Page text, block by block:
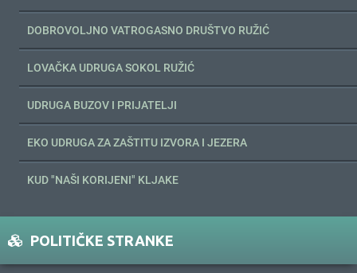
DOBROVOLJNO VATROGASNO DRUŠTVO RUŽIĆ
LOVAČKA UDRUGA SOKOL RUŽIĆ
UDRUGA BUZOV I PRIJATELJI
EKO UDRUGA ZA ZAŠTITU IZVORA I JEZERA
KUD "NAŠI KORIJENI" KLJAKE
POLITIČKE STRANKE